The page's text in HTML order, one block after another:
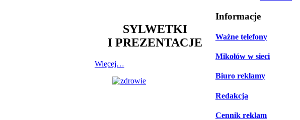
SYLWETKI
I PREZENTACJE
Więcej…
Informacje
Ważne telefony
Mikołów w sieci
Biuro reklamy
Redakcja
Cennik reklam